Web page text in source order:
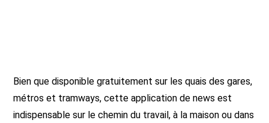
Bien que disponible gratuitement sur les quais des gares,
métros et tramways, cette application de news est
indispensable sur le chemin du travail, à la maison ou dans